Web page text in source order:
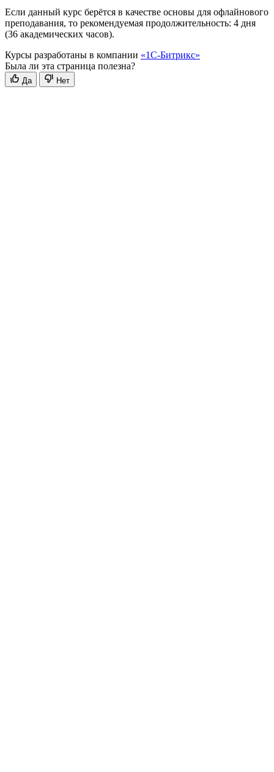
Если данный курс берётся в качестве основы для офлайнового
преподавания, то рекомендуемая продолжительность: 4 дня
(36 академических часов).
Курсы разработаны в компании «1С-Битрикс»
Была ли эта страница полезна?
Да Нет